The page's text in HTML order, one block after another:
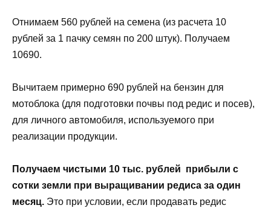
Отнимаем 560 рублей на семена (из расчета 10
рублей за 1 пачку семян по 200 штук). Получаем
10690.
Вычитаем примерно 690 рублей на бензин для
мотоблока (для подготовки почвы под редис и посев),
для личного автомобиля, используемого при
реализации продукции.
Получаем чистыми 10 тыс. рублей прибыли с
сотки земли при выращивании редиса за один
месяц. Это при условии, если продавать редис